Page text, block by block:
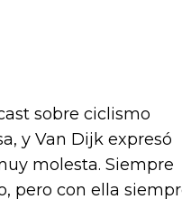
sobre ciclismo
y Van Dijk expresó
molesta. Siempre
pero con ella